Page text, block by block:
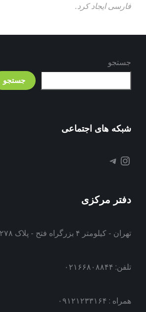
فارسی ایجاد کرد.
جستجو
جستجو
شبکه های اجتماعی
اینستاگرم
تلگرام
دفتر مرکزی
تهران - کیلومتر ۴ بزرگراه فتح - پلاک ۲۷۸
تلفن: ۰۲۱۶۶۸۰۸۸۴۴
همراه : ۰۹۱۲۱۲۳۳۱۶۴